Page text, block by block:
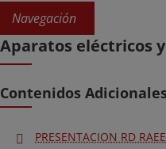
Navegación
Aparatos eléctricos
Contenidos
PRESENTACION RD RAEE